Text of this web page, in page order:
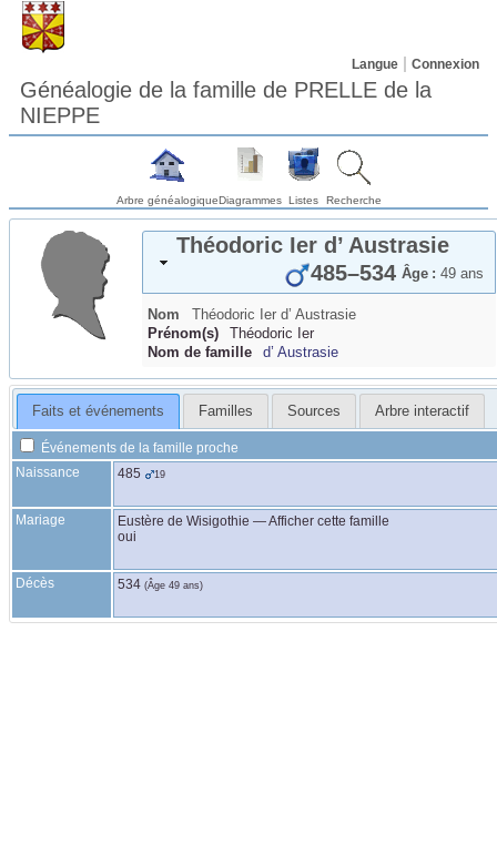
Langue Connexion
Généalogie de la famille de PRELLE de la
NIEPPE
Arbre généalogiqueDiagrammes Listes Recherche
Théodoric Ier d’ Austrasie
Âge : 49 ans
485–534
Nom Théodoric Ier d’ Austrasie
Prénom(s)
Théodoric Ier
Nom de famille
d’ Austrasie
Faits et événements Familles Sources Arbre interactif
Événements de la famille proche
Naissance
485 19
Mariage Eustère de Wisigothie —Afficher cette famille
oui
Décès 534 (Âge 49 ans)